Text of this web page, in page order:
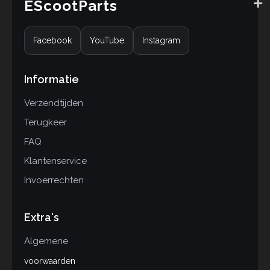
EScootParts
Facebook YouTube Instagram
Informatie
Verzendtijden
Terugkeer
FAQ
Klantenservice
Invoerrechten
Extra's
Algemene
voorwaarden